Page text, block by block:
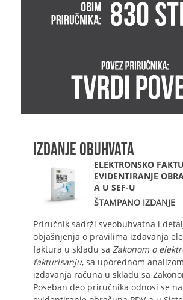
IZDANJE OBUHVATA
ELEKTRONSKO
EVIDENTIRANJE
A U SEF-U
ŠTAMPANO IZDANJE
Priručnik sadrži sveobuhvatna i
objašnjenja o pravilima izdavanja
faktura u skladu sa Zakonom o
fakturisanju, sa uporednom
izdavanja računa u skladu sa
Poseban deo priručnika odnosi se na